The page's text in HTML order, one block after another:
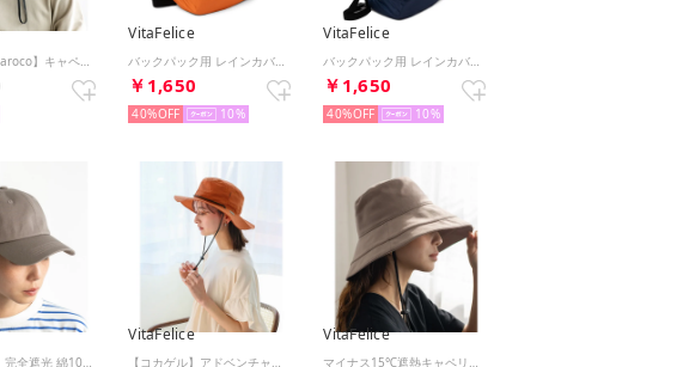
VitaFelice
￥1,650
40% 10
VitaFelice
￥1,650
40% 10
VitaFelice VitaFelice